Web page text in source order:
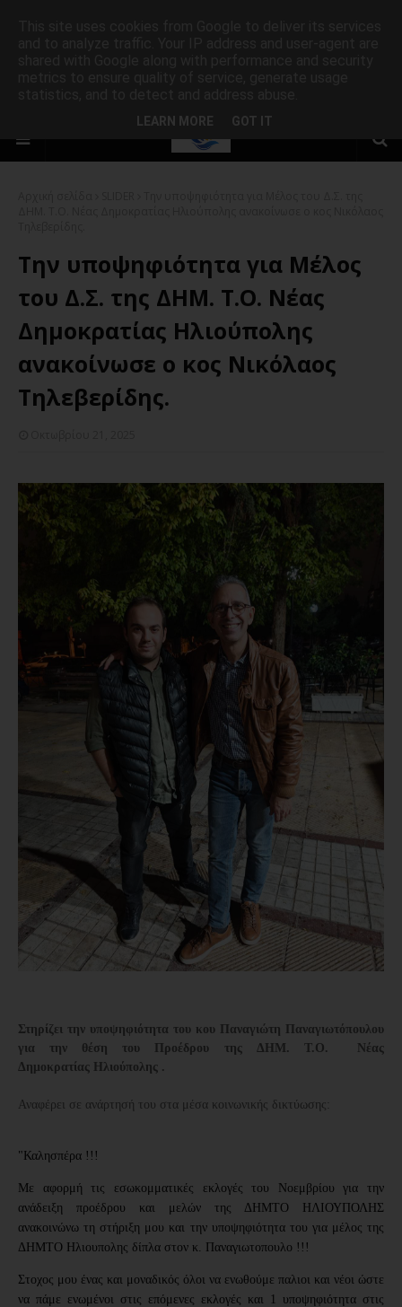
Την υποψηφιότητα για Μέλος
του Δ.Σ. της ΔΗΜ. Τ.Ο. Νέας
Δημοκρατίας Ηλιούπολης
ανακοίνωσε ο κος Νικόλαος
Τηλεβερίδης.
Στηρίζει την υποψηφιότητα του κου Παναγιώτη Παναγιωτόπουλου
για την θέση του Προέδρου της ΔΗΜ. Τ.Ο. Νέας
Δημοκρατίας
Ηλιούπολης .
Αναφέρει σε ανάρτησή του στα μέσα κοινωνικής δικτύωσης:
"Καλησπέρα !!!
Με αφορμή τις εσωκομματικές εκλογές του Νοεμβρίου για την
ανάδειξη προέδρου και μελών της ΔΗΜΤΟ ΗΛΙΟΥΠΟΛΗΣ
ανακοινώνω τη στήριξη μου και την υποψηφιότητα του για μέλος της
ΔΗΜΤΟ Ηλιουπολης δίπλα στον κ. Παναγιωτοπουλο !!!
Στοχος μου ένας και μοναδικός όλοι να ενωθούμε παλιοι και νέοι ώστε
να πάμε ενωμένοι στις επόμενες εκλογές και 1 υποψηφιότητα στις
LEARN MORE GOT IT